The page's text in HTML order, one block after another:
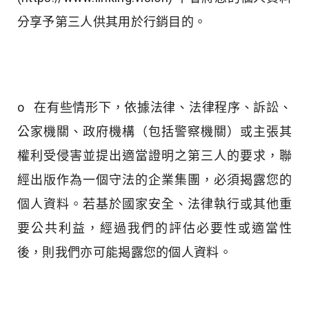
分享予第三人供其用於行銷目的。
o 在有些情形下，依據法律、法律程序、訴訟、
公家機關、政府機構（包括警察機關）或主張其
權利受侵害並提出適當證明之第三人的要求，聯
經出版作為一個守法的企業集團，必須揭露您的
個人資料。若基於國家安全、法律執行或其他重
要公共利益，經過我們的評估必要性或適當性
後，則我們亦可能揭露您的個人資料。